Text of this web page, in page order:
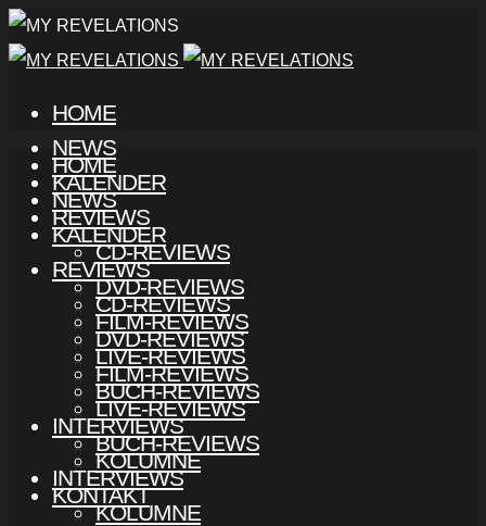
HOME
NEWS
KALENDER
REVIEWS
CD-REVIEWS
DVD-REVIEWS
FILM-REVIEWS
LIVE-REVIEWS
BUCH-REVIEWS
INTERVIEWS
KOLUMNE
KONTAKT
HOME
NEWS
KALENDER
REVIEWS
CD-REVIEWS
DVD-REVIEWS
FILM-REVIEWS
LIVE-REVIEWS
BUCH-REVIEWS
INTERVIEWS
KOLUMNE